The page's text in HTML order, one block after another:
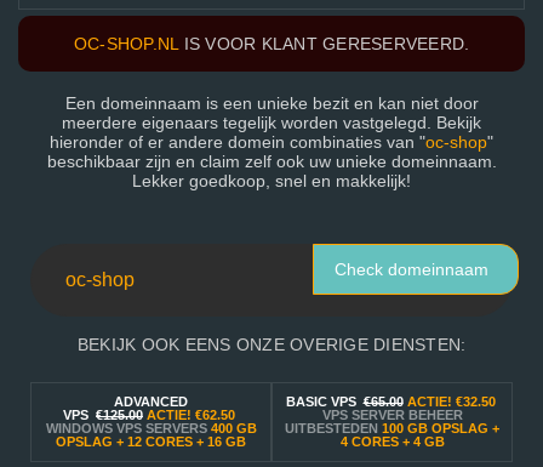
OC-SHOP.NL IS VOOR KLANT GERESERVEERD.
Een domeinnaam is een unieke bezit en kan niet door
meerdere eigenaars tegelijk worden vastgelegd. Bekijk
hieronder of er andere domein combinaties van "oc-shop"
beschikbaar zijn en claim zelf ook uw unieke domeinnaam.
Lekker goedkoop, snel en makkelijk!
Check domeinnaam
BEKIJK OOK EENS ONZE OVERIGE DIENSTEN:
ADVANCED
VPS €125.00 ACTIE! €62.50
WINDOWS VPS SERVERS 400 GB
OPSLAG + 12 CORES + 16 GB
BASIC VPS€65.00 ACTIE! €32.50
VPS SERVER BEHEER
UITBESTEDEN 100 GB OPSLAG +
4 CORES + 4 GB